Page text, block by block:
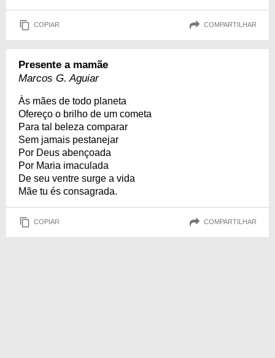
COPIAR COMPARTILHAR
Presente a mamãe
Marcos G. Aguiar
Às mães de todo planeta
Ofereço o brilho de um cometa
Para tal beleza comparar
Sem jamais pestanejar
Por Deus abençoada
Por Maria imaculada
De seu ventre surge a vida
Mãe tu és consagrada.
COPIAR COMPARTILHAR